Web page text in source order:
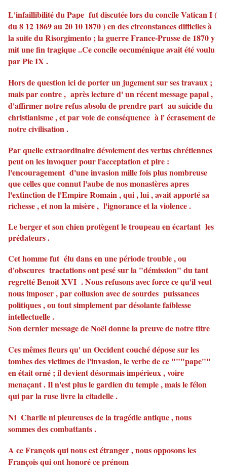
L'infaillibilité du Pape fut discutée lors du concile Vatican I (
du 8 12 1869 au 20 10 1870 ) en des circonstances difficiles à
la suite du Risorgimento ; la guerre France-Prusse de 1870 y
mit une fin tragique ..Ce concile oecuménique avait été voulu
par Pie IX .
Hors de question ici de porter un jugement sur ses travaux ;
mais par contre , après lecture d' un récent message papal ,
d'affirmer notre refus absolu de prendre part au suicide du
christianisme , et par voie de conséquence à l' écrasement de
notre civilisation .
Par quelle extraordinaire dévoiement des vertus chrétiennes
peut on les invoquer pour l'acceptation et pire :
l'encouragement d'une invasion mille fois plus nombreuse
que celles que connut l'aube de nos monastères apres
l'extinction de l'Empire Romain , qui , lui , avait apporté sa
richesse , et non la misère , l'ignorance et la violence .
Le berger et son chien protègent le troupeau en écartant les
prédateurs .
Cet homme fut élu dans en une période trouble , ou
d'obscures tractations ont pesé sur la "démission" du tant
regretté Benoit XVI . Nous refusons avec force ce qu'il veut
nous imposer , par collusion avec de sourdes puissances
politiques , ou tout simplement par désolante faiblesse
intellectuelle .
Son dernier message de Noël donne la preuve de notre titre
Ces mêmes fleurs qu' un Occident couché dépose sur les
tombes des victimes de l'invasion, le verbe de ce """pape""
en était orné ; il devient désormais impérieux , voire
menaçant . Il n'est plus le gardien du temple , mais le félon
qui par la ruse livre la citadelle .
Ni Charlie ni pleureuses de la tragédie antique , nous
sommes des combattants .
A ce François qui nous est étranger , nous opposons les
François qui ont honoré ce prénom